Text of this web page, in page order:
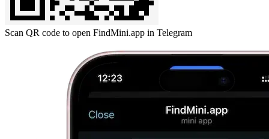
Scan QR code to open FindMini.app in Telegram